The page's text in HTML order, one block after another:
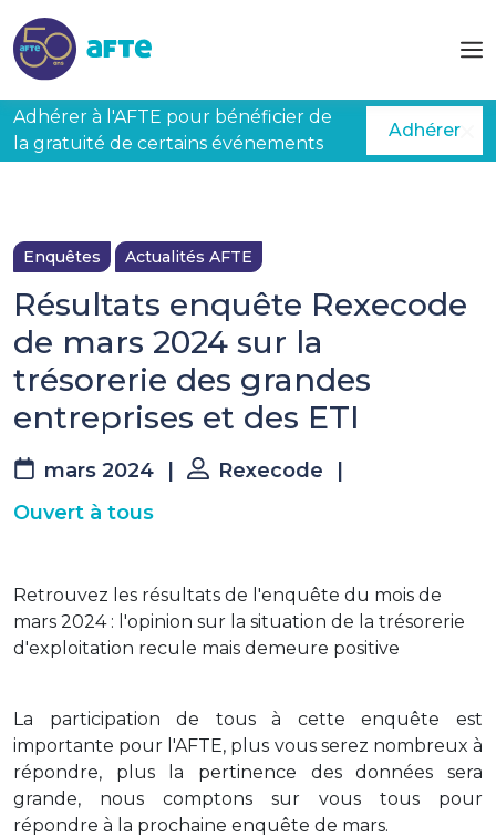
Adhérer à l'AFTE pour bénéficier de
la gratuité de certains événements
Adhérer
Enquêtes Actualités AFTE
Résultats enquête Rexecode
de mars 2024 sur la
trésorerie des grandes
entreprises et des ETI
mars 2024 Rexecode
Ouvert à tous
Retrouvez les résultats de l'enquête du mois de
mars 2024 : l'opinion sur la situation de la trésorerie
d'exploitation recule mais demeure positive
La participation de tous à cette enquête est
importante pour l'AFTE, plus vous serez nombreux à
répondre, plus la pertinence des données sera
grande, nous comptons sur vous tous pour
répondre à la prochaine enquête de mars.